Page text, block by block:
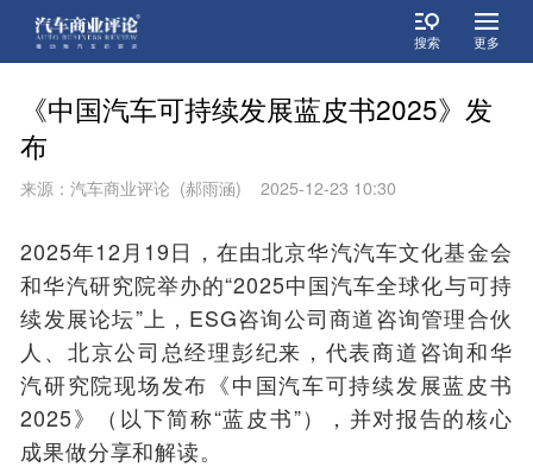
搜索 更多
《中国汽车可持续发展蓝皮书2025》发
布
来源：汽车商业评论 (郝雨涵) 2025-12-23 10:30
2025年12月19日，在由北京华汽汽车文化基金会
和华汽研究院举办的“2025中国汽车全球化与可持
续发展论坛”上，ESG咨询公司商道咨询管理合伙
人 、 北京公司总经理彭纪来，代表商道咨询和华
汽研究院现场发布《中国汽车可持续发展蓝皮书
2025》（以下简称“蓝皮书”），并对报告的核心
成果做分享和解读。